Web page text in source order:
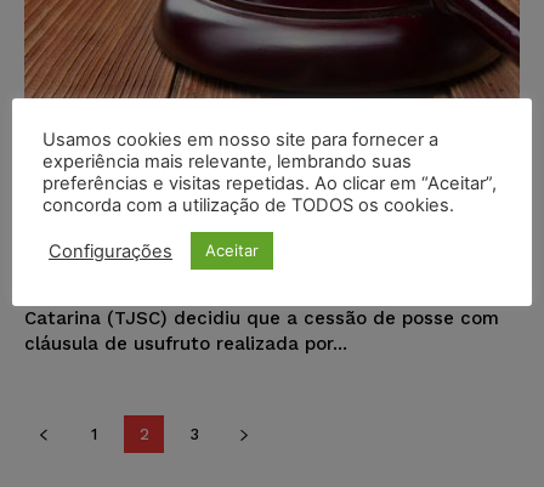
TJSC decide que cessão de posse a
sobrinho não configura doação e
pode ser revogada em vida
DIREITO DO CONSUMIDOR
Catarina (TJSC) decidiu que a cessão de posse com
cláusula de usufruto realizada por...
1 2 3
Usamos cookies em nosso site para fornecer a
experiência mais relevante, lembrando suas
preferências e visitas repetidas. Ao clicar em “Aceitar”,
concorda com a utilização de TODOS os cookies.
Configurações Aceitar